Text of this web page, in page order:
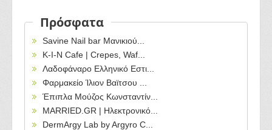
Πρόσφατα
Savine Nail bar Μανικιού...
Κ-Ι-Ν Cafe | Crepes, Waf...
Λαδοφάναρο Ελληνικό Εστι...
Φαρμακείο Ίλιον Βαϊτσου ...
Έπιπλα Μούζος Κωνσταντίν...
MARRIED.GR | Ηλεκτρονικό...
DermArgy Lab by Argyro C...